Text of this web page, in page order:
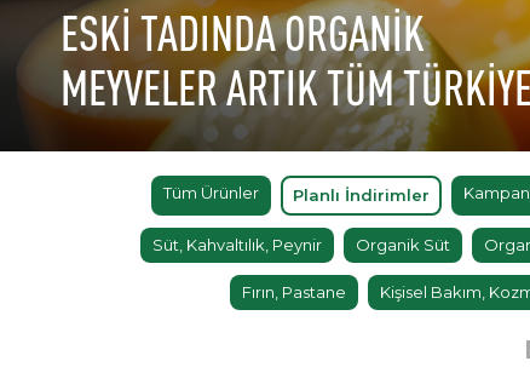
ESKİ TADINDA ORGANİK
MEYVELER ARTIK TÜM
Tüm Ürünler Planlı İndirimler
Süt, Kahvaltılık, Peynir Organik Süt
Fırın, Pastane Kişisel Bakım,